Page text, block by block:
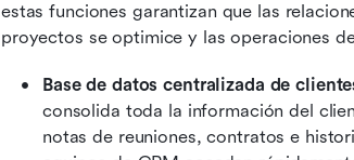
estas funciones garantizan que las
proyectos se optimice y las operaciones
Base de datos centralizada de
consolida toda la información del
notas de reuniones, contratos e